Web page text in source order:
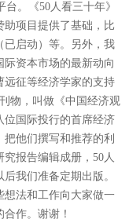
。《50人看三十年》
项目提供了基础，比
已启动）等。另外，我
资本市场的最新动向
远征等经济学家的支持
物，叫做《中国经济观
位国际投行的首席经济
他们撰写和推荐的利
报告编辑成册，50人
我们准备定期出版。
想法和工作向大家做一
作。谢谢！